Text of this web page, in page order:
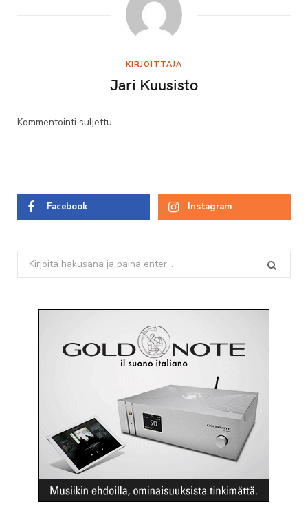
KIRJOITTAJA
Jari Kuusisto
Kommentointi suljettu.
Facebook Instagram
Search
for: